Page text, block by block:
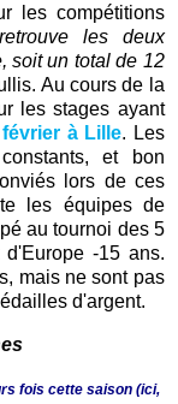
les compétitions
les deux
soit un total de 12
Au cours de la
les stages ayant
à Lille. Les
et bon
lors de ces
les équipes de
au tournoi des 5
-15 ans.
mais ne sont pas
d'argent.
fois cette saison (ici,